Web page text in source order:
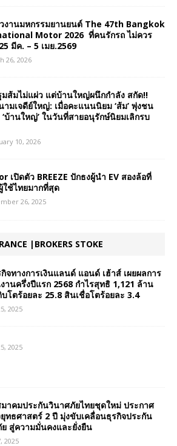
งานมหกรรมยานยนต์ The 47th Bangkok
Motor 2026 ที่คนรักรถ ไม่ควร
มีค. – 5 เมย.2569
26, 2026
ส้มไม่แผ่ว แต่บ้านใหญ่ผนึกกำลัง สกัด!!
ามเจดีย์ใหญ่: เมื่อคะแนนนิยม ‘ส้ม’ พุ่งชน
‘บ้านใหญ่’ ในวันที่สายอนุรักษ์นิยมเลิกรบ
10, 2026
เปิดตัว BREEZE ปักธงผู้นำ EV สองล้อที่
ใช้ไทยมากที่สุด
26, 2025
|BROKERS STOKE
จทางการเงินแลนด์ แอนด์ เฮ้าส์ เผยผลการ
านครึ่งปีแรก 2568 กำไรสุทธิ 1,121 ล้าน
บโตร้อยละ 25.8 สินเชื่อโตร้อยละ 3.4
2025
2025
าคมประกันวินาศภัยไทยชุดใหม่ ประกาศ
ทธศาสตร์ 2 ปี มุ่งขับเคลื่อนธุรกิจประกัน
สู่ความมั่นคงและยั่งยืน
2025